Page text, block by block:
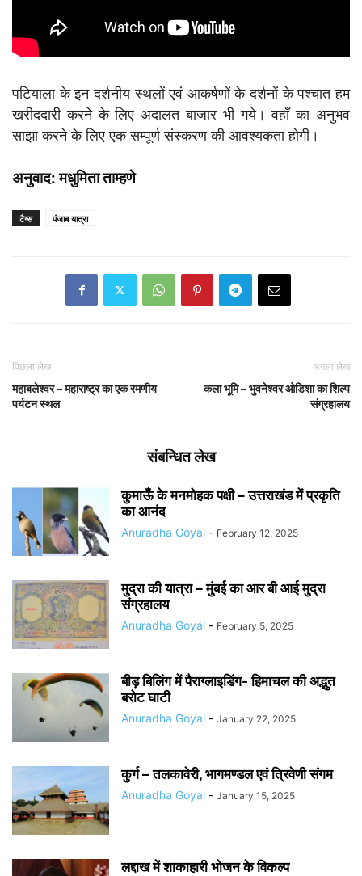
पटियाला के इन दर्शनीय स्थलों एवं आकर्षणों के दर्शनों के पश्चात हम
खरीददारी करने के लिए अदालत बाजार भी गये। वहाँ का अनुभव
साझा करने के लिए एक सम्पूर्ण संस्करण की आवश्यकता होगी।
अनुवाद: मधुमिता ताम्हणे
टैग्स पंजाब यात्रा
पिछला लेख
महाबलेश्वर – महाराष्ट्र का एक रमणीय
पर्यटन स्थल
अगला लेख
कला भूमि – भुवनेश्वर ओडिशा का शिल्प
संग्रहालय
संबन्धित लेख
कुमाऊँ के मनमोहक पक्षी – उत्तराखंड में प्रकृति
का आनंद
Anuradha Goyal - February 12, 2025
मुद्रा की यात्रा – मुंबई का आर बी आई मुद्रा
संग्रहालय
Anuradha Goyal - February 5, 2025
बीड़ बिलिंग में पैराग्लाइडिंग- हिमाचल की अद्भुत
बरोट घाटी
Anuradha Goyal - January 22, 2025
कुर्ग – तलकावेरी, भागमण्डल एवं त्रिवेणी संगम
Anuradha Goyal - January 15, 2025
लद्दाख में शाकाहारी भोजन के विकल्प